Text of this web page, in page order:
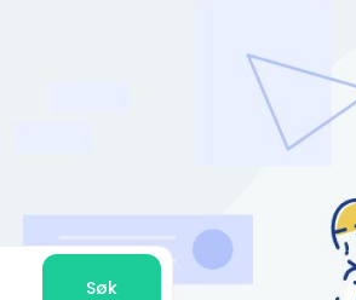
Søk